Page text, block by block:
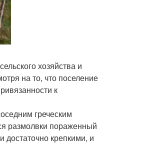
хозяйства и
на то, что поселение
к
греческим
размолвки пораженный
крепкими, и